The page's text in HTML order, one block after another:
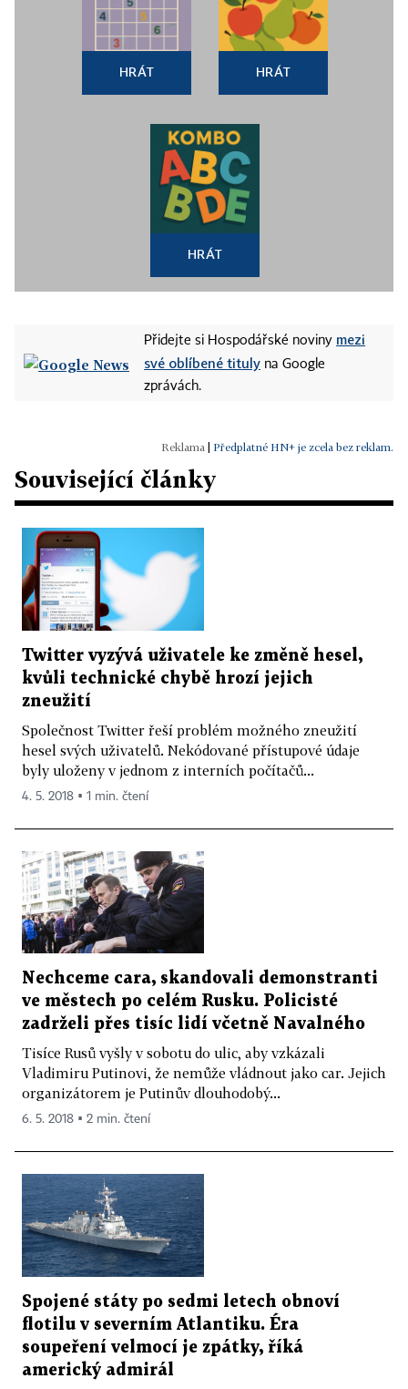
HRÁT HRÁT
HRÁT
Přidejte si Hospodářské noviny mezi
své oblíbené tituly na Google
zprávách.
Předplatné HN+ je zcela bez reklam.
Související články
Twitter vyzývá uživatele ke změně hesel,
kvůli technické chybě hrozí jejich
zneužití
Společnost Twitter řeší problém možného zneužití
hesel svých uživatelů. Nekódované přístupové údaje
byly uloženy v jednom z interních počítačů...
4. 5. 2018 ▪ 1 min. čtení
Nechceme cara, skandovali demonstranti
ve městech po celém Rusku. Policisté
zadrželi přes tisíc lidí včetně Navalného
Tisíce Rusů vyšly v sobotu do ulic, aby vzkázali
Vladimiru Putinovi, že nemůže vládnout jako car. Jejich
organizátorem je Putinův dlouhodobý...
6. 5. 2018 ▪ 2 min. čtení
Spojené státy po sedmi letech obnoví
flotilu v severním Atlantiku. Éra
soupeření velmocí je zpátky, říká
americký admirál